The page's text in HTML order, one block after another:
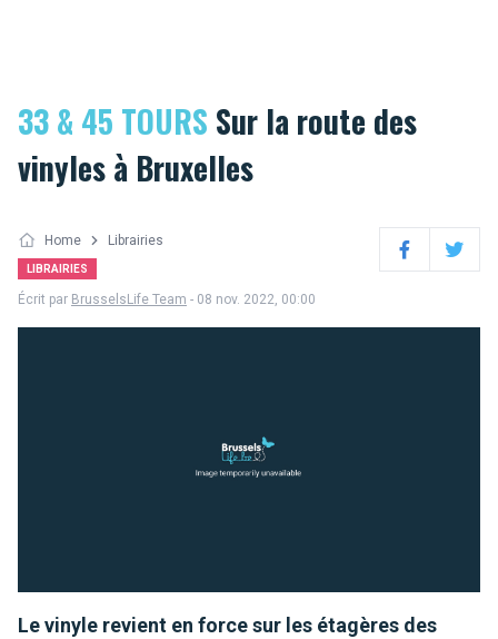
33 & 45 TOURS Sur la route des
vinyles à Bruxelles
Home Librairies
LIBRAIRIES FacebookTwitter
Écrit par BrusselsLife Team - 08 nov. 2022, 00:00
Le vinyle revient en force sur les étagères des